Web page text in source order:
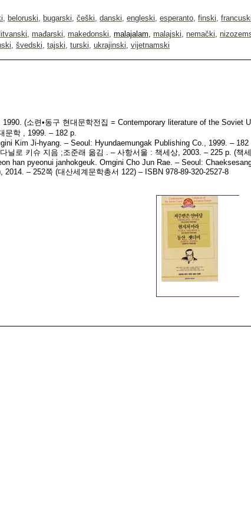
, beloruski, bugarski, češki, danski, engleski, esperanto, finski, francuski
litvanski, mađarski, makedonski, malajalam, malajski, nemački,
, švedski, tajski, turski, ukrajinski, vijetnamski
, 1990.(소련•동구 현대문학전집 = Contemporary literature of the Soviet
문학 , 1999. – 182 p.
Kim Ji-hyang. – Seoul: Hyundaemungak Publishing Co ., 1999. – 182
다닐로 키슈 지음 ;조준래 옮김 . –사항서울 : 책세상 , 2003. – 225 p. (책
han pyeonui janhokgeuk Omgini Cho Jun Rae . – Seoul:
2014. – 252쪽 (대산세계문학총서 122)– ISBN 978-89-320-2527-8